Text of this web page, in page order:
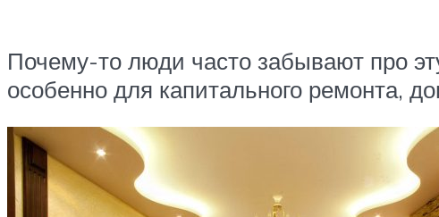
Почему-то люди часто забывают про
особенно для капитального ремонта,